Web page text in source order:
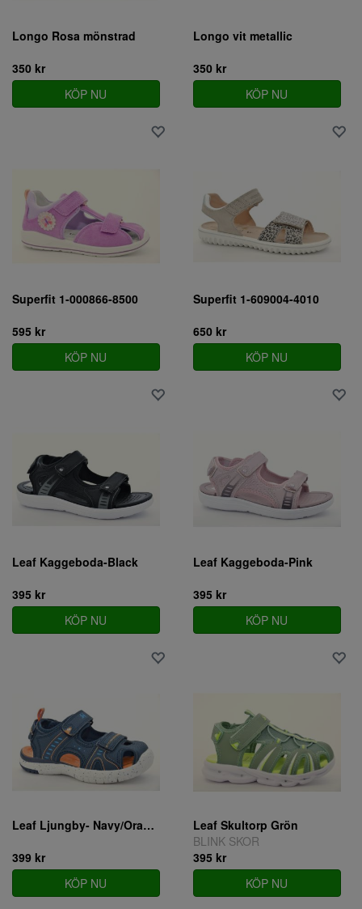
Longo Rosa mönstrad
350 kr
KÖP NU
Longo vit metallic
350 kr
KÖP NU
Superfit 1-000866-8500
595 kr
KÖP NU
Superfit 1-609004-4010
650 kr
KÖP NU
Leaf Kaggeboda-Black
395 kr
KÖP NU
Leaf Kaggeboda-Pink
395 kr
KÖP NU
Leaf Ljungby- Navy/Orange
399 kr
KÖP NU
Leaf Skultorp Grön
BLINK SKOR
395 kr
KÖP NU